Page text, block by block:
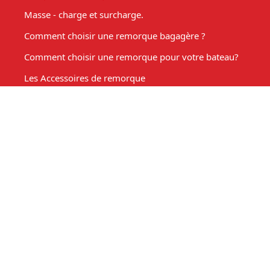
Masse - charge et surcharge.
Comment choisir une remorque bagagère ?
Comment choisir une remorque pour votre bateau?
Les Accessoires de remorque